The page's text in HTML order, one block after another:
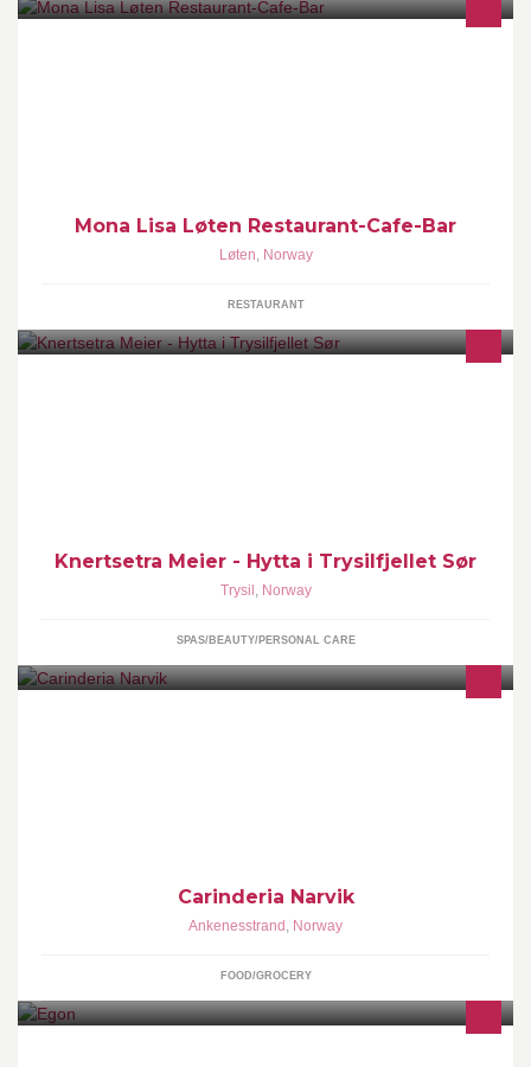
Mona Lisa Løten Restaurant-Cafe-Bar
Løten, Norway
RESTAURANT
Knertsetra Meier - Hytta i Trysilfjellet Sør
Trysil , Norway
SPAS/BEAUTY/PERSONAL CARE
Carinderia Narvik
Ankenesstrand , Norway
FOOD/GROCERY